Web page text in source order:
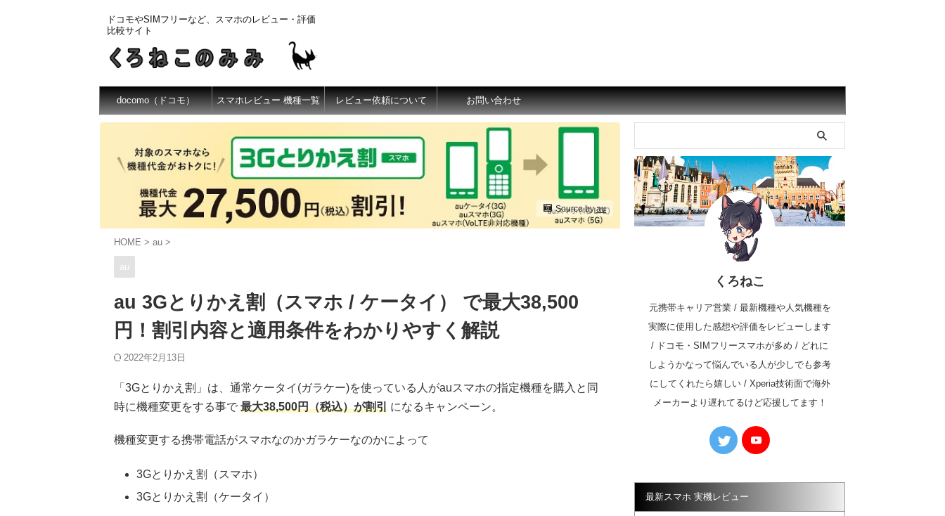
ドコモやSIMフリーなど、スマホのレビュー・評価
比較サイト
docomo（ドコモ） スマホレビュー 機種一覧 レビュー依頼について お問い合わせ
Source byau
HOME > au >
au
au 3Gとりかえ割（スマホ / ケータイ） で最大38,500
円！割引内容と適用条件をわかりやすく解説
2022年2月13日
「3Gとりかえ割」は、通常ケータイ(ガラケー)を使っている人がauスマホの指定機種を購入と同
時に機種変更をする事で 最大38,500円（税込）が割引 になるキャンペーン。
機種変更する携帯電話がスマホなのかガラケーなのかによって
3Gとりかえ割（スマホ）
3Gとりかえ割（ケータイ）
くろねこ
元携帯キャリア営業 / 最新機種や人気機種を
実際に使用した感想や評価をレビューします
/ ドコモ・SIMフリースマホが多め / どれに
しようかなって悩んでいる人が少しでも参考
にしてくれたら嬉しい / Xperia技術面で海外
メーカーより遅れてるけど応援してます！
最新スマホ 実機レビュー